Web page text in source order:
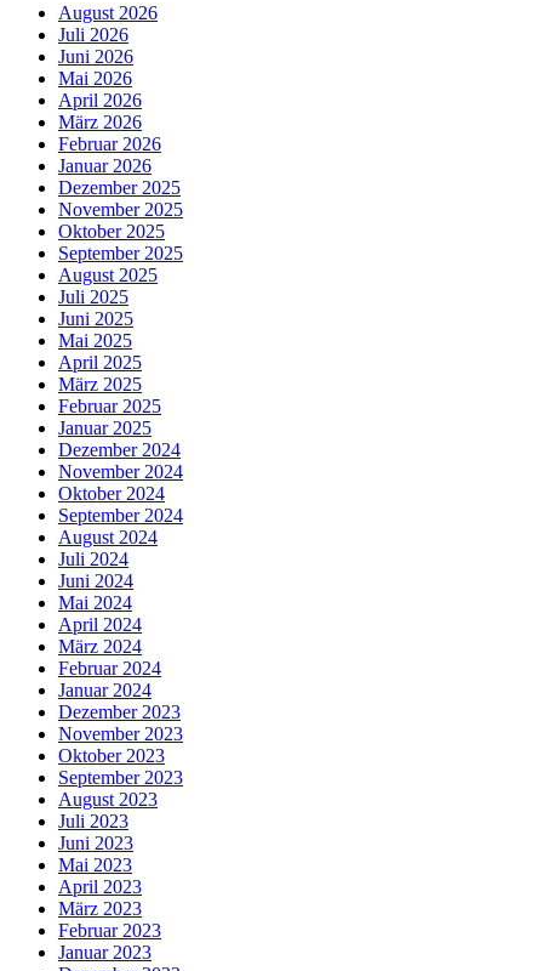
August 2026
Juli 2026
Juni 2026
Mai 2026
April 2026
März 2026
Februar 2026
Januar 2026
Dezember 2025
November 2025
Oktober 2025
September 2025
August 2025
Juli 2025
Juni 2025
Mai 2025
April 2025
März 2025
Februar 2025
Januar 2025
Dezember 2024
November 2024
Oktober 2024
September 2024
August 2024
Juli 2024
Juni 2024
Mai 2024
April 2024
März 2024
Februar 2024
Januar 2024
Dezember 2023
November 2023
Oktober 2023
September 2023
August 2023
Juli 2023
Juni 2023
Mai 2023
April 2023
März 2023
Februar 2023
Januar 2023